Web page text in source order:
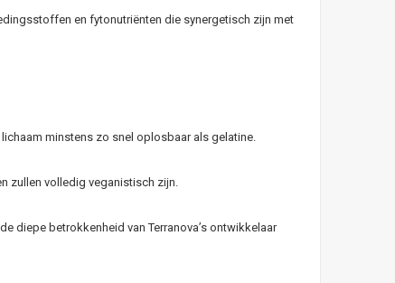
en fytonutriënten die synergetisch zijn met
minstens zo snel oplosbaar als gelatine.
zullen volledig veganistisch zijn.
diepe betrokkenheid van Terranova’s ontwikkelaar